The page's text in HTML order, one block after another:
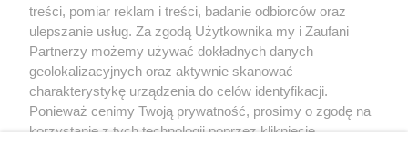
O nas
treści, pomiar reklam i treści, badanie odbiorców oraz
ulepszanie usług. Za zgodą Użytkownika my i Zaufani
Partnerzy możemy używać dokładnych danych
geolokalizacyjnych oraz aktywnie skanować
charakterystykę urządzenia do celów identyfikacji.
Ponieważ cenimy Twoją prywatność, prosimy o zgodę na
korzystanie z tych technologii poprzez kliknięcie